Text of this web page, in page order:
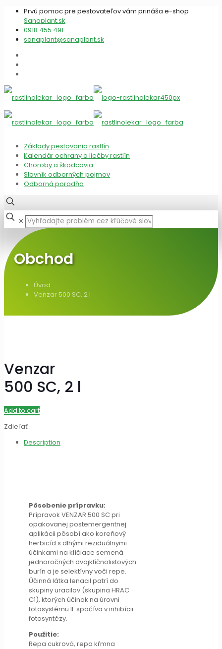
Prvú pomoc pre pestovateľov vám prináša e-shop
Sanaplant.sk
0918 455 491
sanaplant@sanaplant.sk
Základy pestovania rastlín
Kalendár ochrany a liečby rastlín
Choroby a škodcovia
Slovník odborných pojmov
Odborná poradňa
✕
Obchod
Úvod
Venzar 500 SC, 2 l
Venzar
500 SC, 2 l
Add to cart
Zdieľať
Description
Pôsobenie prípravku:
Prípravok VENZAR 500 SC pri
opakovanej postemergentnej
aplikácii pôsobí ako koreňový
herbicíd s dlhými reziduálnymi
účinkami na klíčiace semená
jednoročných dvojklíčnolistových
burín a je selektívny voči repe.
Účinná látka lenacil patrí do
skupiny uracilov (skupina HRAC
C1), ktorých účinok na úrovni
fotosystému II. spočíva v inhibícii
fotosyntézy.
Použitie:
Repa cukrová, repa kŕmna